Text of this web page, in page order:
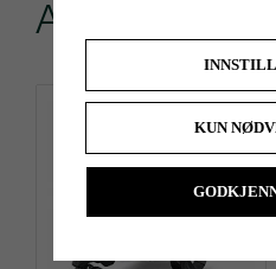
Andre kjøpte
KUN